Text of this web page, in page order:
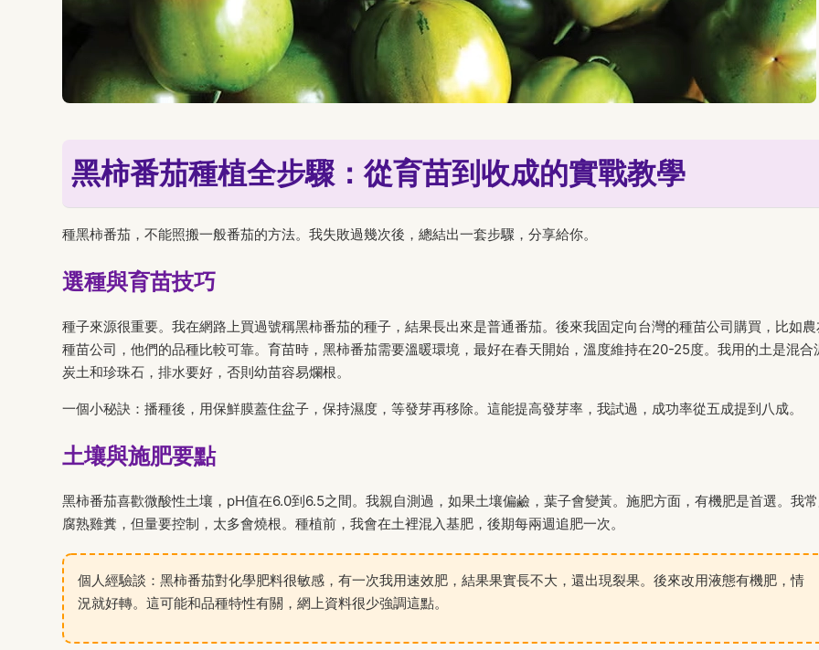
黑柿番茄種植全步驟：從育苗到收成的實戰教學
種黑柿番茄，不能照搬一般番茄的方法。我失敗過幾次後，總結出一套步驟，分享給你。
選種與育苗技巧
種子來源很重要。我在網路上買過號稱黑柿番茄的種子，結果長出來是普通番茄。後來我固定向台灣的種苗公司購買，比如
種苗公司，他們的品種比較可靠。育苗時，黑柿番茄需要溫暖環境，最好在春天開始，溫度維持在20-25度。我用的土是混合
炭土和珍珠石，排水要好，否則幼苗容易爛根。
一個小秘訣：播種後，用保鮮膜蓋住盆子，保持濕度，等發芽再移除。這能提高發芽率，我試過，成功率從五成提到八成。
土壤與施肥要點
黑柿番茄喜歡微酸性土壤，pH值在6.0到6.5之間。我親自測過，如果土壤偏鹼，葉子會變黃。施肥方面，有機肥是首選。我
腐熟雞糞，但量要控制，太多會燒根。種植前，我會在土裡混入基肥，後期每兩週追肥一次。
個人經驗談：黑柿番茄對化學肥料很敏感，有一次我用速效肥，結果果實長不大，還出現裂果。後來改用液態有機肥，情
況就好轉。這可能和品種特性有關，網上資料很少強調這點。